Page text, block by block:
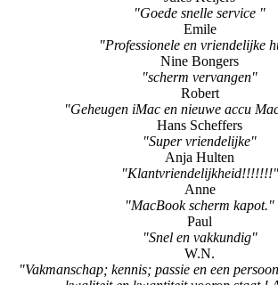
"Super goede service!!"
Demi Burm
"Snel, goedkoop en gastvrije
Jules Keijers
"Goede snelle service "
Emile
"Professionele en vriendelijke
Nine Bongers
"scherm vervangen"
Robert
"Geheugen iMac en nieuwe accu
Hans Scheffers
"Super vriendelijke"
Anja Hulten
"Klantvriendelijkheid!!!!!!!"
Anne
"MacBook scherm kapot."
Paul